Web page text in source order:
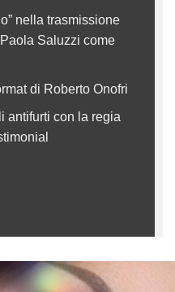
nella trasmissione
Saluzzi come
di Roberto Onofri
antifurti con la regia